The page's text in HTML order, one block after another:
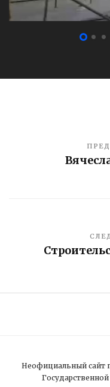
Неофициальный сайт